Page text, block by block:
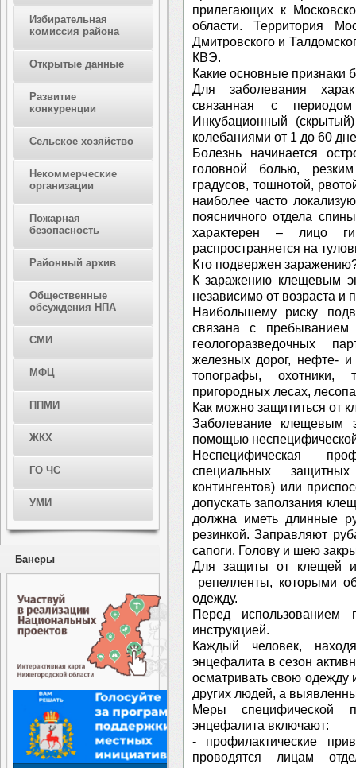
Избирательная
комиссия района
Открытые данные
Развитие
конкуренции
Сельское хозяйство
Некоммерческие
организации
Пожарная
безопасность
Районный архив
Общественные
обсуждения НПА
СМИ
МФЦ
ППМИ
ЖКХ
ГО ЧС
УМИ
Банеры
прилегающих к
области. Территория
Дмитровского и
КВЭ.
Какие основные признаки
Для заболевания
связанная с
Инкубационный
колебаниями от 1 до 60
Болезнь начинается
головной болью,
градусов, тошнотой,
наиболее часто
поясничного отдела
характерен – лицо
распространяется на
Кто подвержен
К заражению клещевым
независимо от возраста и
Наибольшему риску
связана с
геологоразведочных
железных дорог, нефте- и
топографы, охотники,
пригородных лесах,
Как можно защититься от
Заболевание клещевым
помощью
Неспецифическая
специальных
контингентов) или
допускать заползания
должна иметь длинные
резинкой. Заправляют
сапоги. Голову и шею
Для защиты от клещей
репелленты, которыми
одежду.
Перед использованием
инструкцией.
Каждый человек,
энцефалита в сезон
осматривать свою одежду
других людей, а
Меры специфической
энцефалита включают:
- профилактические
проводятся лицам